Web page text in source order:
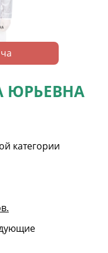
ЮРЬЕВНА
категории